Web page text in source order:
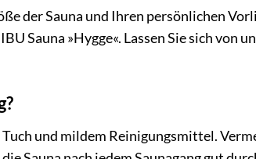
der Sauna und Ihren persönlichen
Sauna »Hygge«. Lassen Sie sich von
und mildem Reinigungsmittel.